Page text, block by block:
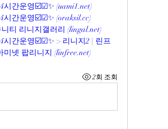
시간운영☑️☑✨ (uami1.net)
시간운영☑️☑✨ (oraksil.cc)
티 리니지갤러리 (lingal.net)
간운영☑️☑✨ > 리니지2 | 린프
미넷 팝리니지 (linfree.net)
2회 조회